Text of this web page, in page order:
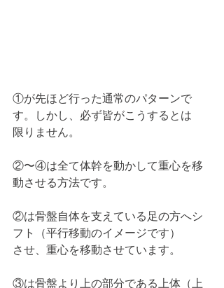
①が先ほど行った通常のパターンで
す。しかし、必ず皆がこうするとは
限りません。
②〜④は全て体幹を動かして重心を移
動させる方法です。
②は骨盤自体を支えている足の方へシ
フト（平行移動のイメージです）
させ、重心を移動させています。
③は骨盤より上の部分である上体（上